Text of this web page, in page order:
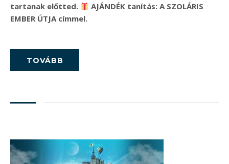
tartanak előtted.
​ AJÁNDÉK tanítás: A SZOLÁRIS
EMBER ÚTJA címmel.
TOVÁBB